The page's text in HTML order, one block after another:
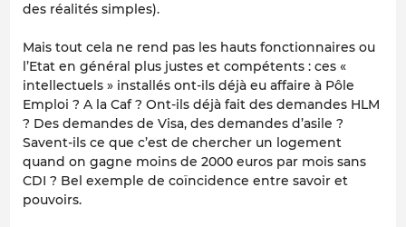
des réalités simples).
Mais tout cela ne rend pas les hauts fonctionnaires ou
l’Etat en général plus justes et compétents : ces «
intellectuels » installés ont-ils déjà eu affaire à Pôle
Emploi ? A la Caf ? Ont-ils déjà fait des demandes HLM
? Des demandes de Visa, des demandes d’asile ?
Savent-ils ce que c’est de chercher un logement
quand on gagne moins de 2000 euros par mois sans
CDI ? Bel exemple de coïncidence entre savoir et
pouvoirs.